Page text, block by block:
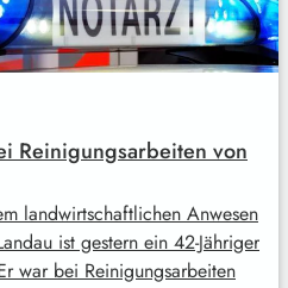
Reinigungsarbeiten von
landwirtschaftlichen Anwesen
ist gestern ein 42-Jähriger
war bei Reinigungsarbeiten